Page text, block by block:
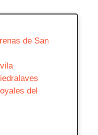
de San
del